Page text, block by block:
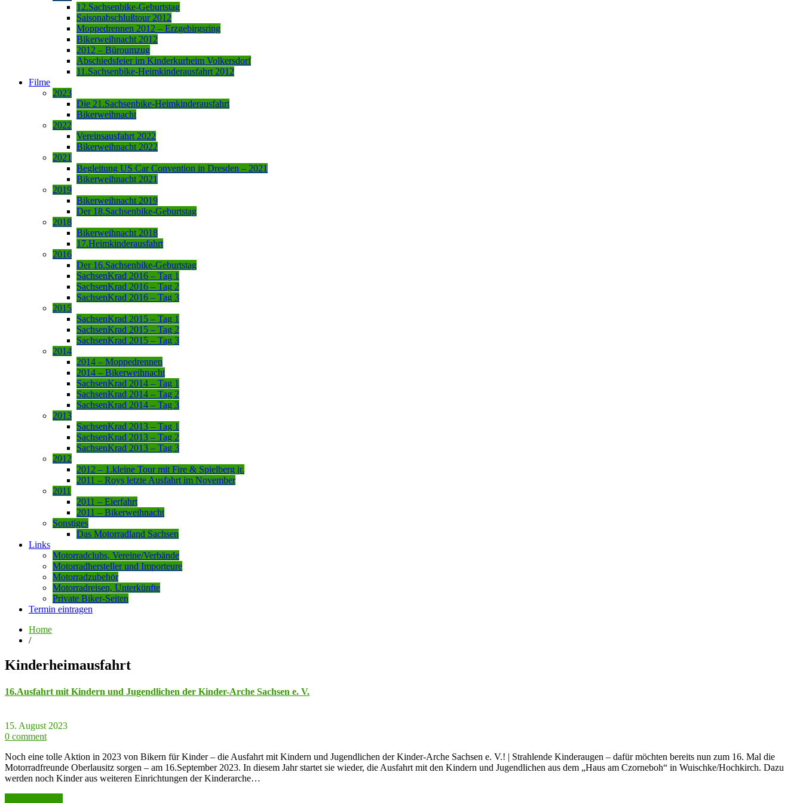
12.Sachsenbike-Geburtstag
Saisonabschlußtour 2012
Moppedrennen 2012 – Erzgebirgsring
Bikerweihnacht 2012
2012 – Büroumzug
Abschiedsfeier im Kinderkurheim Volkersdorf
11.Sachsenbike-Heimkinderausfahrt 2012
Filme
2023
Die 21.Sachsenbike-Heimkinderausfahrt
Bikerweihnacht
2022
Vereinsausfahrt 2022
Bikerweihnacht 2022
2021
Begleitung US Car Convention in Dresden – 2021
Bikerweihnacht 2021
2019
Bikerweihnacht 2019
Der 18.Sachsenbike-Geburtstag
2018
Bikerweihnacht 2018
17.Heimkinderausfahrt
2016
Der 16.Sachsenbike-Geburtstag
SachsenKrad 2016 – Tag 1
SachsenKrad 2016 – Tag 2
SachsenKrad 2016 – Tag 3
2015
SachsenKrad 2015 – Tag 1
SachsenKrad 2015 – Tag 2
SachsenKrad 2015 – Tag 3
2014
2014 – Moppedrennen
2014 – Bikerweihnacht
SachsenKrad 2014 – Tag 1
SachsenKrad 2014 – Tag 2
SachsenKrad 2014 – Tag 3
2013
SachsenKrad 2013 – Tag 1
SachsenKrad 2013 – Tag 2
SachsenKrad 2013 – Tag 3
2012
2012 – 1.kleine Tour mit Fire & Spielberg jr.
2011 – Roys letzte Ausfahrt im November
2011
2011 – Eierfahrt
2011 – Bikerweihnacht
Sonstiges
Das Motorradland Sachsen
Links
Motorradclubs, Vereine/Verbände
Motorradhersteller und Importeure
Motorradzubehör
Motorradreisen, Unterkünfte
Private Biker-Seiten
Termin eintragen
Home
/
Kinderheimausfahrt
16.Ausfahrt mit Kindern und Jugendlichen der Kinder-Arche Sachsen e. V.
15. August 2023
0 comment
Noch eine tolle Aktion in 2023 von Bikern für Kinder – die Ausfahrt mit Kindern und Jugendlichen der Kinder-Arche Sachsen e. V.! | Strahlende Kinderaugen – dafür möchten bereits nun zum 16. Mal die
Motorradfreunde Oberlausitz sorgen – am 16.September 2023. In diesem Jahr startet sie wieder, die Ausfahrt mit den Kindern und Jugendlichen aus dem „Haus am Czorneboh“ in Wuischke/Hochkirch. Dazu
werden noch Kinder aus weiteren Einrichtungen der Kinderarche…